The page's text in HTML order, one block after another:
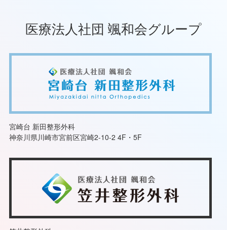
医療法人社団 颯和会グループ
宮崎台 新田整形外科
神奈川県川崎市宮前区宮崎2-10-2 4F・5F